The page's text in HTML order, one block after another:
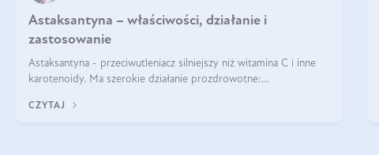
Astaksantyna – właściwości, działanie i
zastosowanie
Astaksantyna - przeciwutleniacz silniejszy niż witamina C i inne
karotenoidy. Ma szerokie działanie prozdrowotne:
CZYTAJ